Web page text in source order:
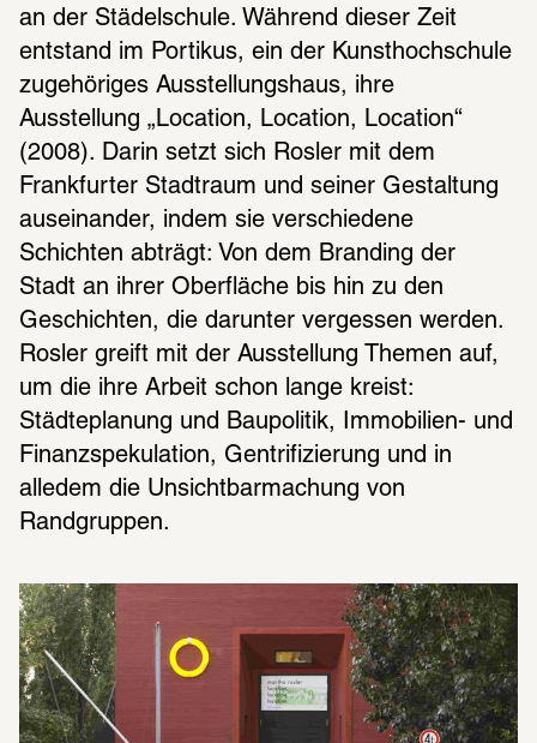
an der Städelschule. Während dieser Zeit
entstand im Portikus, ein der Kunsthochschule
zugehöriges Ausstellungshaus, ihre
Ausstellung „Location, Location, Location“
(2008). Darin setzt sich Rosler mit dem
Frankfurter Stadtraum und seiner Gestaltung
auseinander, indem sie verschiedene
Schichten abträgt: Von dem Branding der
Stadt an ihrer Oberfläche bis hin zu den
Geschichten, die darunter vergessen werden.
Rosler greift mit der Ausstellung Themen auf,
um die ihre Arbeit schon lange kreist:
Städteplanung und Baupolitik, Immobilien- und
Finanzspekulation, Gentrifizierung und in
alledem die Unsichtbarmachung von
Randgruppen.